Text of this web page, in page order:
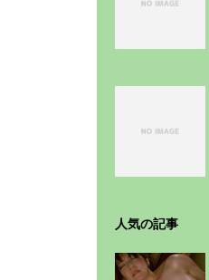
人気の記事